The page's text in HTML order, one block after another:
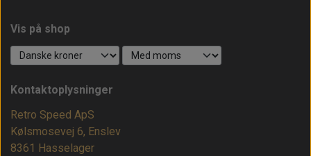
Vis på shop
Kontaktoplysninger
Retro Speed ApS
Kølsmosevej 6, Enslev
8361 Hasselager